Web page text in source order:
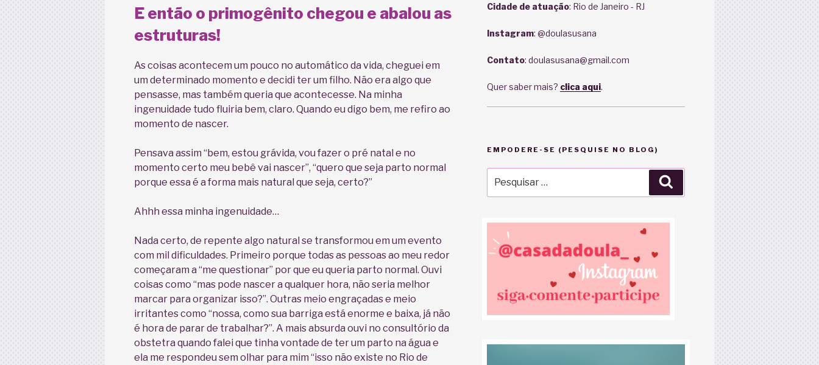
E então o primogênito chegou e abalou as
estruturas!
As coisas acontecem um pouco no automático da vida, cheguei em
um determinado momento e decidi ter um filho. Não era algo que
pensasse, mas também queria que acontecesse. Na minha
ingenuidade tudo fluiria bem, claro. Quando eu digo bem, me refiro ao
momento de nascer.
Pensava assim “bem, estou grávida, vou fazer o pré natal e no
momento certo meu bebê vai nascer”, “quero que seja parto normal
porque essa é a forma mais natural que seja, certo?”
Ahhh essa minha ingenuidade…
Nada certo, de repente algo natural se transformou em um evento
com mil dificuldades. Primeiro porque todas as pessoas ao meu redor
começaram a “me questionar” por que eu queria parto normal. Ouvi
coisas como “mas pode nascer a qualquer hora, não seria melhor
marcar para organizar isso?”. Outras meio engraçadas e meio
irritantes como “nossa, como sua barriga está enorme e baixa, já não
é hora de parar de trabalhar?”. A mais absurda ouvi no consultório da
obstetra quando falei que tinha vontade de ter um parto na água e
ela me respondeu sem olhar para mim “isso não existe no Rio de
Cidade de atuação: Rio de Janeiro - RJ
Instagram: @doulasusana
Contato: doulasusana@gmail.com
Quer saber mais? clica aqui.
EMPODERE-SE (PESQUISE NO BLOG)
por: